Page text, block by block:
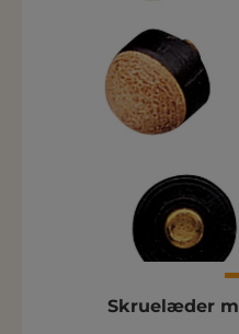
Skruelæder